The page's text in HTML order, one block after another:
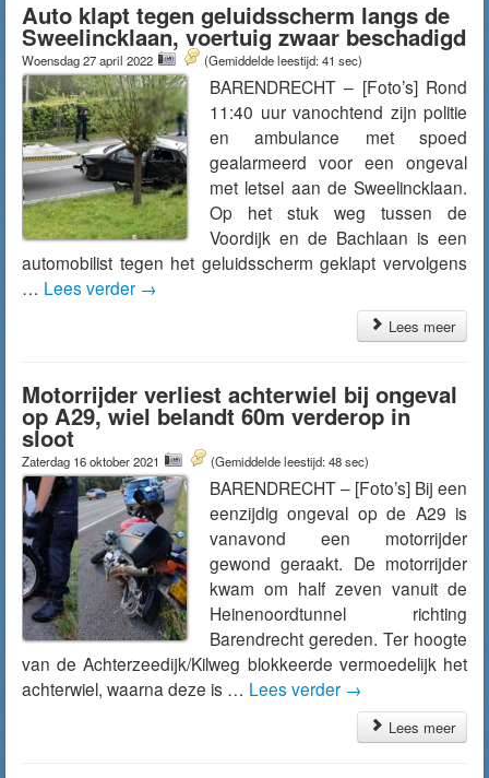
Auto klapt tegen geluidsscherm langs de
Sweelincklaan, voertuig zwaar beschadigd
Woensdag 27 april 2022 (Gemiddelde leestijd: 41 sec)
BARENDRECHT – [Foto’s] Rond
11:40 uur vanochtend zijn politie
en ambulance met spoed
gealarmeerd voor een ongeval
met letsel aan de Sweelincklaan.
Op het stuk weg tussen de
Voordijk en de Bachlaan is een
automobilist tegen het geluidsscherm geklapt vervolgens
… Lees verder →
Lees meer
Motorrijder verliest achterwiel bij ongeval
op A29, wiel belandt 60m verderop in
sloot
Zaterdag 16 oktober 2021 (Gemiddelde leestijd: 48 sec)
BARENDRECHT – [Foto’s] Bij een
eenzijdig ongeval op de A29 is
vanavond een motorrijder
gewond geraakt. De motorrijder
kwam om half zeven vanuit de
Heinenoordtunnel richting
Barendrecht gereden. Ter hoogte
van de Achterzeedijk/Kilweg blokkeerde vermoedelijk het
achterwiel, waarna deze is … Lees verder →
Lees meer